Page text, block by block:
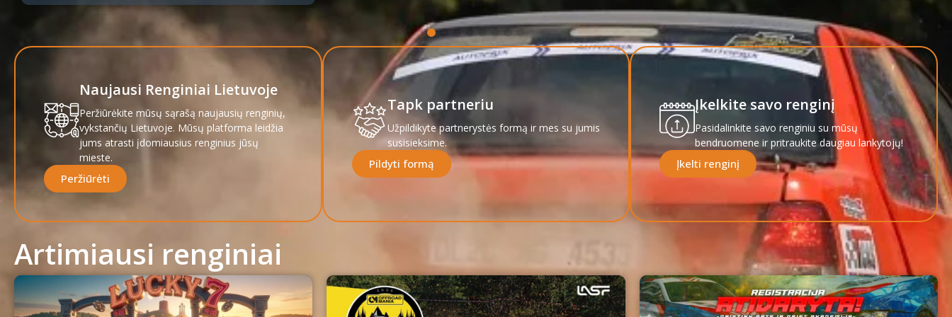
Naujausi Renginiai Lietuvoje
Peržiūrėkite mūsų sąrašą naujausių renginių,
vykstančių Lietuvoje. Mūsų platforma leidžia
jums atrasti įdomiausius renginius jūsų
mieste.
Peržiūrėti
Tapk partneriu
Užpildikyte partnerystės formą ir mes su jumis
susisieksime.
Pildyti formą
Įkelkite savo renginį
Pasidalinkite savo renginiu su mūsų
bendruomene ir pritraukite daugiau lankytojų!
Įkelti renginį
Artimiausi renginiai